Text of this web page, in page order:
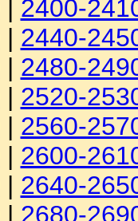
| 2400-
| 2440-
| 2480-
| 2520-
| 2560-
| 2600-
| 2640-
| 2680-